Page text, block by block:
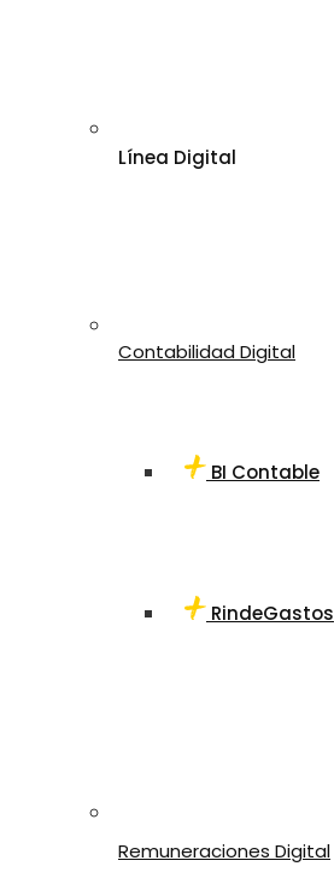
Línea Digital
Contabilidad Digital
BI Contable
RindeGastos
Remuneraciones Digital